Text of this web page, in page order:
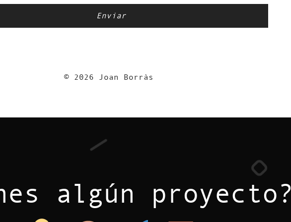
© 2026 Joan Borràs
algún proyecto?